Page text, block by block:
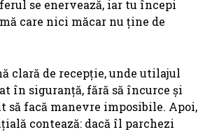
se enervează, iar tu începi
care nici măcar nu ține de
clară de recepție, unde utilajul
în siguranță, fără să încurce și
să facă manevre imposibile. Apoi,
contează: dacă îl parchezi